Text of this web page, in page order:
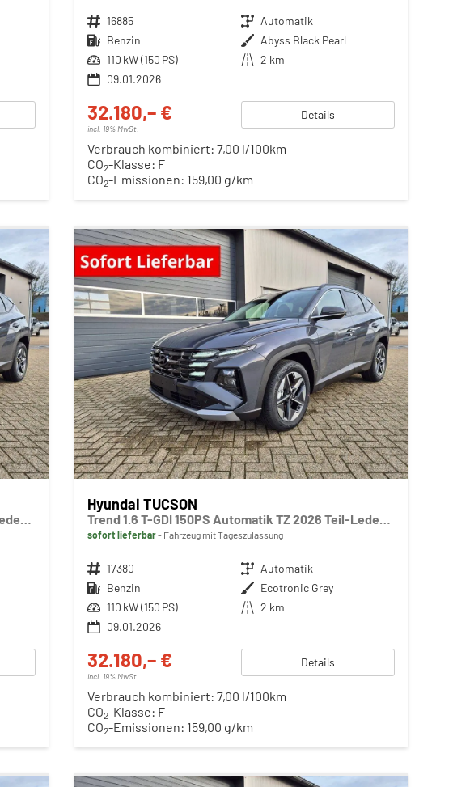
Fahrzeugnr. 16885 Getriebe Automatik
Kraftstoff Benzin Außenfarbe Abyss Black Pearl
Leistung 110 kW (150 PS) Kilometerstand 2 km
09.01.2026
32.180,– €
incl. 19% MwSt.
Details
Verbrauch kombiniert: 7,00 l/100km
CO2-Klasse: F
CO2-Emissionen: 159,00 g/km
Trend 1.6 T-GDI 150PS Automatik TZ 2026 Teil-Leder Sitzheizung v+h Lenkradheizung Klimaautomatik Navi Touchscreen DAB+ Apple CarPlay + Android Auto PDC Rückf.-Kamera Matrix-LED-Scheinw.
Hyundai TUCSON
Trend 1.6 T-GDI 150PS Automatik TZ 2026 Teil-Leder Sitzheizung v+h Lenkradheizung Klimaautomatik Navi Touchscreen DAB+ Apple CarPlay + Android Auto PDC Rückf.-Kamera Matrix-LED-Scheinw.
sofort lieferbar Fahrzeug mit Tageszulassung
Fahrzeugnr. 17380 Getriebe Automatik
Kraftstoff Benzin Außenfarbe Ecotronic Grey
Leistung 110 kW (150 PS) Kilometerstand 2 km
09.01.2026
32.180,– €
incl. 19% MwSt.
Details
Verbrauch kombiniert: 7,00 l/100km
CO2-Klasse: F
CO2-Emissionen: 159,00 g/km